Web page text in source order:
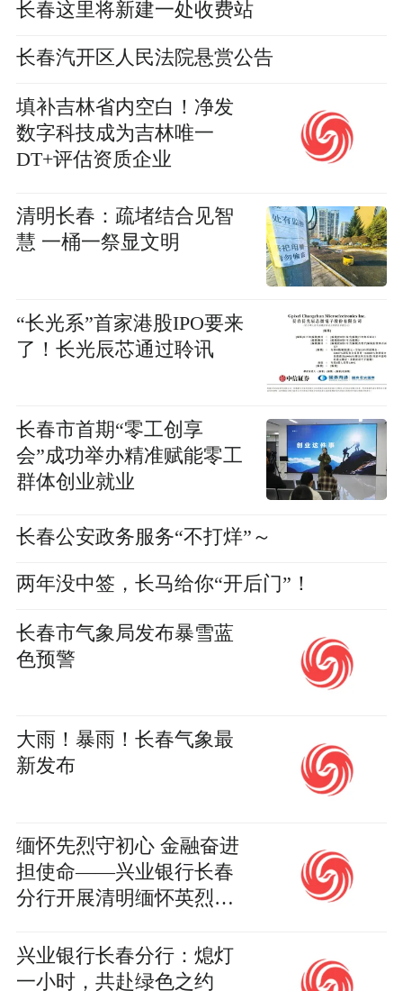
长春这里将新建一处收费站
长春汽开区人民法院悬赏公告
填补吉林省内空白！净发
数字科技成为吉林唯一
DT+评估资质企业
清明长春：疏堵结合见智
慧 一桶一祭显文明
“长光系”首家港股IPO要来
了！长光辰芯通过聆讯
长春市首期“零工创享
会”成功举办精准赋能零工
群体创业就业
长春公安政务服务“不打烊”～
两年没中签，长马给你“开后门”！
长春市气象局发布暴雪蓝
色预警
大雨！暴雨！长春气象最
新发布
缅怀先烈守初心 金融奋进
担使命——兴业银行长春
分行开展清明缅怀英烈活
兴业银行长春分行：熄灯
一小时，共赴绿色之约